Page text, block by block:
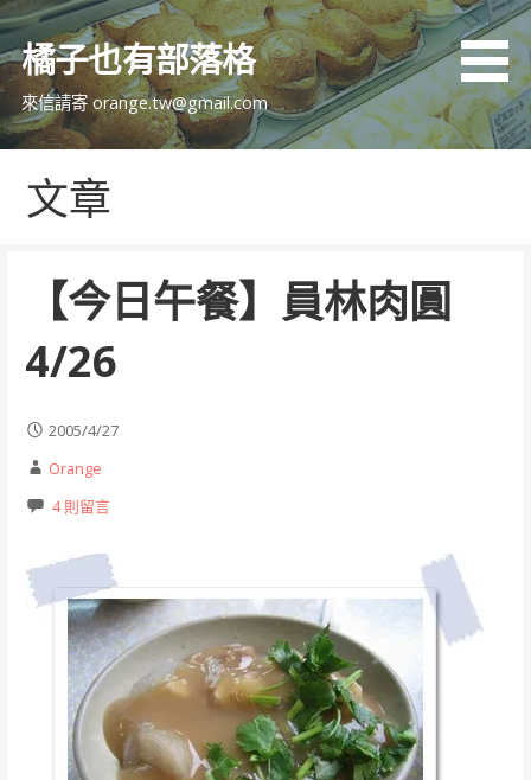
跳
主
內
橘子也有部落格
來信請寄 orange.tw@gmail.com
文章
【今日午餐】員林肉圓
4/26
2005/4/27
Orange
4 則留言